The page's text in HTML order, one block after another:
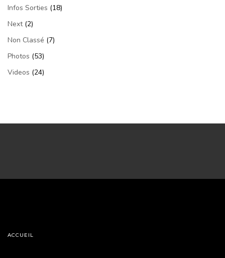
Infos Sorties (18)
Next(2)
Non Classé (7)
Photos (53)
Videos (24)
ACCUEIL